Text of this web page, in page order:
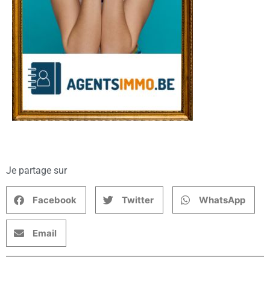
Je partage sur
Facebook Twitter WhatsApp
Email